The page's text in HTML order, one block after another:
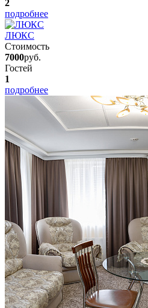
2
подробнее
ЛЮКС
Стоимость
7000руб.
Гостей
1
подробнее